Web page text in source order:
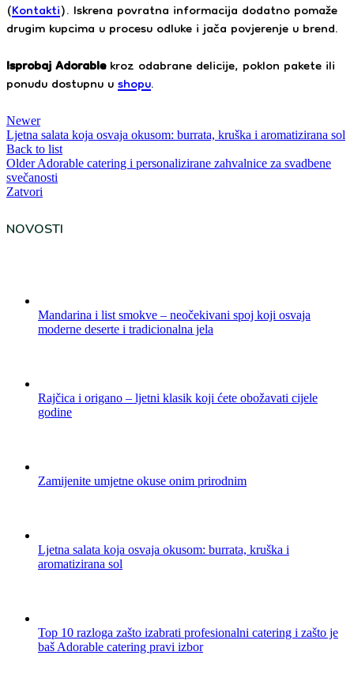
(Kontakti). Iskrena povratna informacija dodatno pomaže
drugim kupcima u procesu odluke i jača povjerenje u brend.
Isprobaj Adorablekroz odabrane delicije, poklon pakete ili
ponudu dostupnu ushopu.
Newer
Ljetna salata koja osvaja okusom: burrata, kruška i aromatizirana sol
Back to list
Older Adorable catering i personalizirane zahvalnice za svadbene
svečanosti
Zatvori
NOVOSTI
Mandarina i list smokve – neočekivani spoj koji osvaja
moderne deserte i tradicionalna jela
Rajčica i origano – ljetni klasik koji ćete obožavati cijele
godine
Zamijenite umjetne okuse onim prirodnim
Ljetna salata koja osvaja okusom: burrata, kruška i
aromatizirana sol
Top 10 razloga zašto izabrati profesionalni catering i zašto je
baš Adorable catering pravi izbor